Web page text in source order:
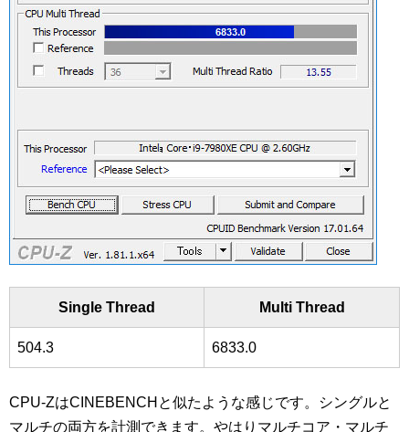
Single Thread Multi Thread
504.3 6833.0
CPU-ZはCINEBENCHと似たような感じです。シングルと
マルチの両方を計測できます。やはりマルチコア・マルチ